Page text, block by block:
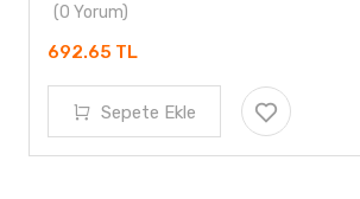
(0 Yorum)
692.65 TL
Sepete Ekle